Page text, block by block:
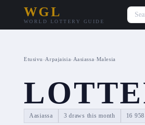
WGL
WORLD LOTTERY GUIDE
Etusivu ›Arpajaisia› Aasiassa›Malesia
Aasiassa 3 draws this month 16